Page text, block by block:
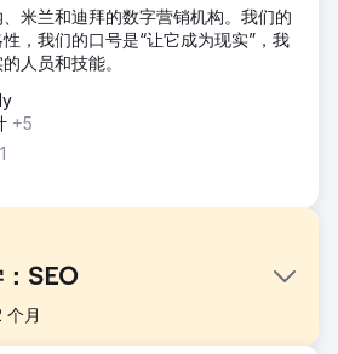
米兰和迪拜的数字营销机构。我们的
，我们的口号是“让它成为现实”，我
人员和技能。
+5
SEO
个月